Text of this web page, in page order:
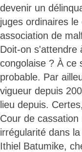
devenir un
juges ordinaires
association de
Doit-on s'attendre
congolaise ? À ce
probable. Par
vigueur depuis
lieu depuis.
Cour de
irrégularité dans
Ithiel Batumike,